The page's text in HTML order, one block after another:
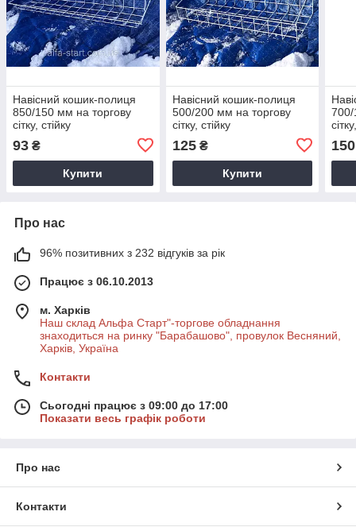
Навісний кошик-полиця
850/150 мм на торгову
сітку, стійку
93 ₴
Купити
Навісний кошик-полиця
500/200 мм на торгову
сітку, стійку
125₴
Купити
700/
150
Про нас
96% позитивних з 232 відгуків за рік
Працює з 06.10.2013
м. Харків
Наш склад Альфа Старт"-торгове обладнання
знаходиться на ринку "Барабашово", провулок Весняний,
Харків, Україна
Контакти
Сьогодні працює з 09:00 до 17:00
Показати весь графік роботи
Про нас
Контакти